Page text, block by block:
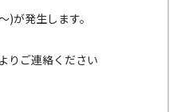
が発生します。
よりご連絡ください